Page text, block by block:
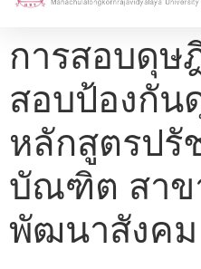
การสอบดุษ
สอบป้องกั
หลักสูตรป
บัณฑิต สาข
พัฒนาสังคม